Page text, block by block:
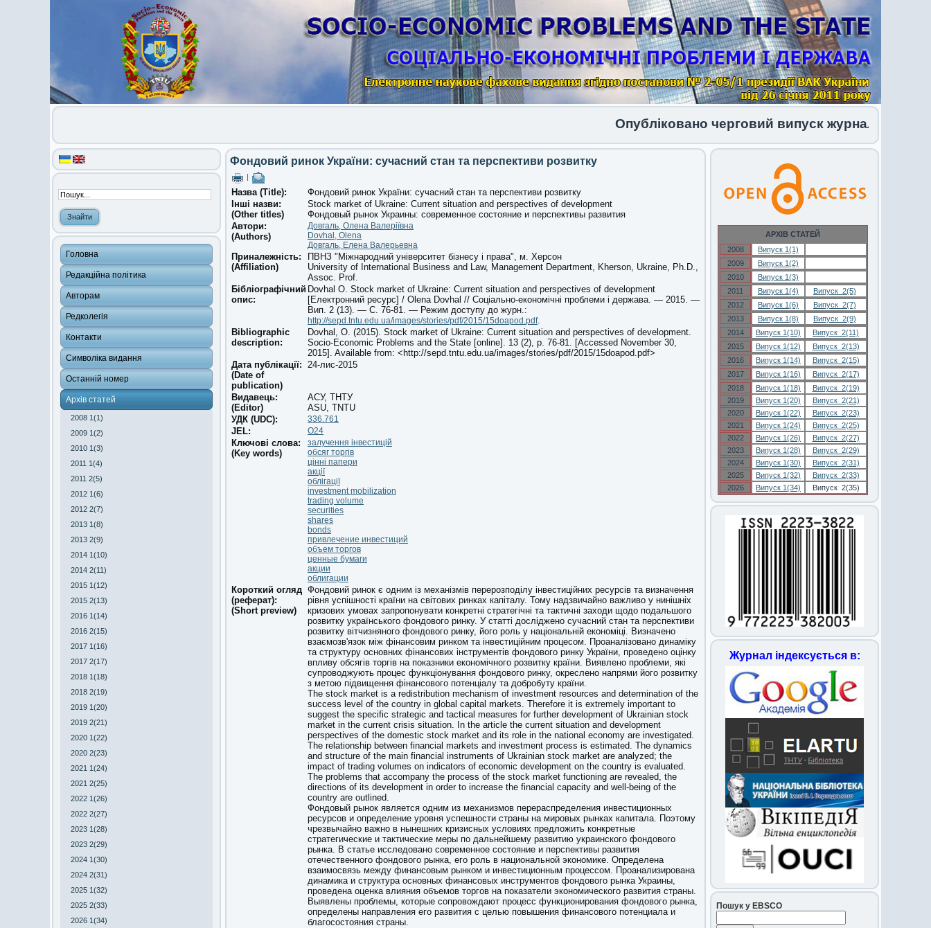
Опубліковано черговий випуск журналу 1 (34) 2026
Головна
Редакційна політика
Авторам
Редколегія
Контакти
Символіка видання
Останній номер
Архів статей
2008 1(1)
2009 1(2)
2010 1(3)
2011 1(4)
2011 2(5)
2012 1(6)
2012 2(7)
2013 1(8)
2013 2(9)
2014 1(10)
2014 2(11)
2015 1(12)
2015 2(13)
2016 1(14)
2016 2(15)
2017 1(16)
2017 2(17)
2018 1(18)
2018 2(19)
2019 1(20)
2019 2(21)
2020 1(22)
2020 2(23)
2021 1(24)
2021 2(25)
2022 1(26)
2022 2(27)
2023 1(28)
2023 2(29)
2024 1(30)
2024 2(31)
2025 1(32)
2025 2(33)
2026 1(34)
Фондовий ринок України: сучасний стан та перспективи розвитку
Назва (Title):
Фондовий ринок України: сучасний стан та перспективи розвитку
Інші назви:
(Other titles)
Stock market of Ukraine: Current situation and perspectives of development
Фондовый рынок Украины: современное состояние и перспективы развития
Автори:
(Authors)
Довгаль, Олена Валеріївна
Dovhal, Olena
Довгаль, Елена Валерьевна
Приналежність:
(Affiliation)
ПВНЗ " Міжнародний університет бізнесу і права", м. Херсон
University of International Business and Law, Management Department, Kherson, Ukraine, Ph.D.,
Assoc. Prof.
Бібліографічний
опис:
Dovhal O. Stock market of Ukraine: Current situation and perspectives of development
[Електронний ресурс] / Olena Dovhal // Соціально-економічні проблеми і держава. — 2015. —
Вип. 2 (13). — С. 76-81. — Режим доступу до журн.:
http://sepd.tntu.edu.ua/images/stories/pdf/2015/15doapod.pdf.
Bibliographic
description:
Dovhal, O. (2015). Stock market of Ukraine: Current situation and perspectives of development.
Socio-Economic Problems and the State [online]. 13 (2), p. 76-81. [Accessed November 30,
2015]. Available from: <http://sepd.tntu.edu.ua/images/stories/pdf/2015/15doapod.pdf>
Дата публікації:
(Date of
publication)
24-лис-2015
Видавець:
(Editor)
АСУ, ТНТУ
ASU, TNTU
УДК (UDC):
336.761
JEL: O24
Ключові слова:
(Key words)
залучення інвестицій
обсяг торгів
цінні папери
акції
облігації
investment mobilization
trading volume
securities
shares
bonds
привлечение инвестиций
объем торгов
ценные бумаги
акции
облигации
Короткий огляд
(реферат):
(Short preview)
Фондовий ринок є одним із механізмів перерозподілу інвестиційних ресурсів та визначення
рівня успішності країни на світових ринках капіталу. Тому надзвичайно важливо у нинішніх
кризових умовах запропонувати конкретні стратегічні та тактичні заходи щодо подальшого
розвитку українського фондового ринку. У статті досліджено сучасний стан та перспективи
розвитку вітчизняного фондового ринку, його роль у національній економіці. Визначено
взаємозв'язок між фінансовим ринком та інвестиційним процесом. Проаналізовано динаміку
та структуру основних фінансових інструментів фондового ринку України, проведено оцінку
впливу обсягів торгів на показники економічного розвитку країни. Виявлено проблеми, які
супроводжують процес функціонування фондового ринку, окреслено напрями його розвитку
з метою підвищення фінансового потенціалу та добробуту країни.
The stock market is a redistribution mechanism of investment resources and determination of the
success level of the country in global capital markets. Therefore it is extremely important to
suggest the specific strategic and tactical measures for further development of Ukrainian stock
market in the current crisis situation. In the article the current situation and development
perspectives of the domestic stock market and its role in the national economy are investigated.
The relationship between financial markets and investment process is estimated. The dynamics
and structure of the main financial instruments of Ukrainian stock market are analyzed; the
impact of trading volumes on indicators of economic development on the country is evaluated.
The problems that accompany the process of the stock market functioning are revealed, the
directions of its development in order to increase the financial capacity and well-being of the
country are outlined.
Фондовый рынок является одним из механизмов перераспределения инвестиционных
ресурсов и определение уровня успешности страны на мировых рынках капитала. Поэтому
чрезвычайно важно в нынешних кризисных условиях предложить конкретные
стратегические и тактические меры по дальнейшему развитию украинского фондового
рынка. В статье исследовано современное состояние и перспективы развития
отечественного фондового рынка, его роль в национальной экономике. Определена
взаимосвязь между финансовым рынком и инвестиционным процессом. Проанализирована
динамика и структура основных финансовых инструментов фондового рынка Украины,
проведена оценка влияния объемов торгов на показатели экономического развития страны.
Выявлены проблемы, которые сопровождают процесс функционирования фондового рынка,
определены направления его развития с целью повышения финансового потенциала и
благосостояния страны.
АРХІВ СТАТЕЙ
2008
Випуск 1(1)
2009
Випуск 1(2)
2010
Випуск 1(3)
2011
Випуск 1(4)
Випуск 2(5)
2012
Випуск 1(6)
Випуск 2(7)
2013
Випуск 1(8)
Випуск 2(9)
2014
Випуск 1(10)
Випуск 2(11)
2015
Випуск 1(12)
Випуск 2(13)
2016
Випуск 1(14)
Випуск 2(15)
2017
Випуск 1(16)
Випуск 2(17)
2018
Випуск 1(18)
Випуск 2(19)
2019
Випуск 1(20)
Випуск 2(21)
2020
Випуск 1(22)
Випуск 2(23)
2021
Випуск 1(24)
Випуск 2(25)
2022
Випуск 1(26)
Випуск 2(27)
2023
Випуск 1(28)
Випуск 2(29)
2024
Випуск 1(30)
Випуск 2(31)
2025
Випуск 1(32)
Випуск 2(33)
2026
Випуск 1(34) Випуск 2(35)
Журнал індексується в:
Пошук у EBSCO